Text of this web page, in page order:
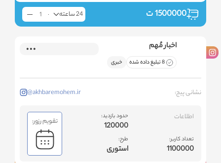
1500000ت 24 ساعته
اخبار مُهم
8 تبلیغ داده شده خبری
نشانی پیج: @akhbaremohem.ir
اطلاعات
تعداد کاربر:
1100000
حدود بازدید:
120000
طرح:
استوری
تقویم رزور: